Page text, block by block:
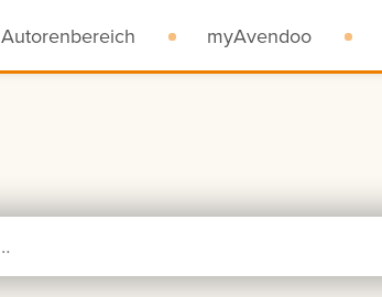
Autorenbereich myAvendoo